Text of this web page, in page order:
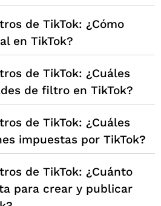
de TikTok: ¿Cómo
en TikTok?
de TikTok: ¿Cuáles
de filtro en TikTok?
de TikTok: ¿Cuáles
impuestas por TikTok?
de TikTok: ¿Cuánto
para crear y publicar